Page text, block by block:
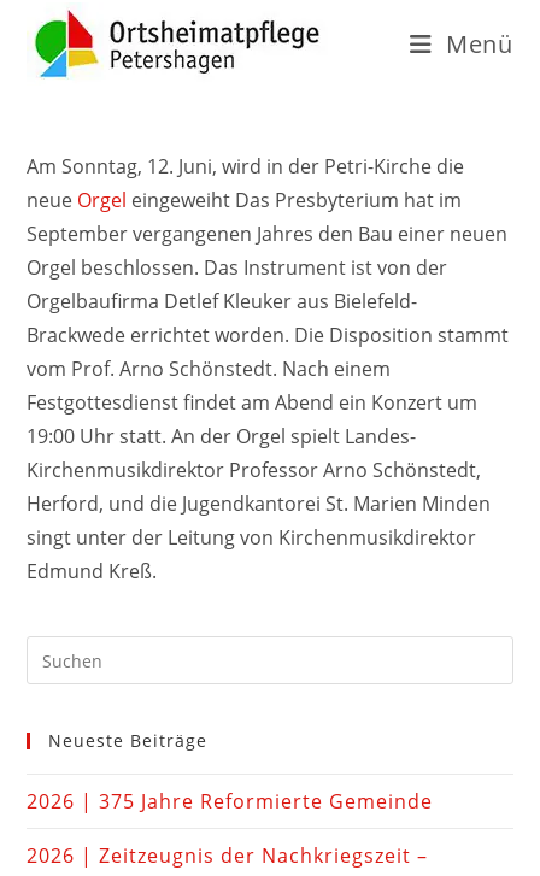
Menü
Am Sonntag, 12. Juni, wird in der Petri-Kirche die
neue Orgel eingeweiht Das Presbyterium hat im
September vergangenen Jahres den Bau einer neuen
Orgel beschlossen. Das Instrument ist von der
Orgelbaufirma Detlef Kleuker aus Bielefeld-
Brackwede errichtet worden. Die Disposition stammt
vom Prof. Arno Schönstedt. Nach einem
Festgottesdienst findet am Abend ein Konzert um
19:00 Uhr statt. An der Orgel spielt Landes-
Kirchenmusikdirektor Professor Arno Schönstedt,
Herford, und die Jugendkantorei St. Marien Minden
singt unter der Leitung von Kirchenmusikdirektor
Edmund Kreß.
Neueste Beiträge
2026 | 375 Jahre Reformierte Gemeinde
2026 | Zeitzeugnis der Nachkriegszeit –